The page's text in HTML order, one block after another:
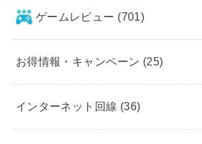
ゲームレビュー (701)
お得情報・キャンペーン (25)
インターネット回線 (36)